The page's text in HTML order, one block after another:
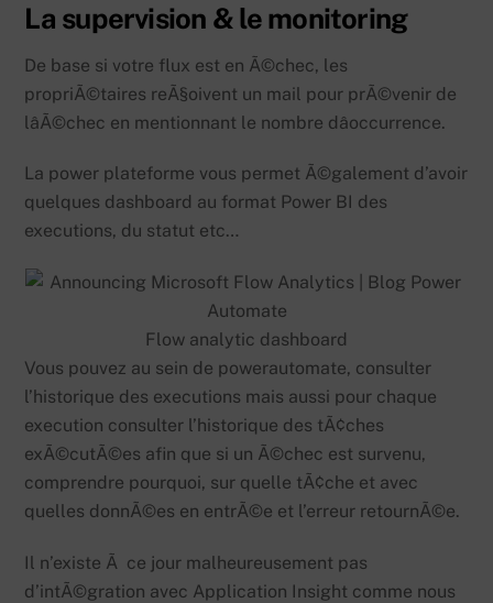
La supervision & le monitoring
De base si votre flux est en Ã©chec, les
propriÃ©taires reÃ§oivent un mail pour prÃ©venir de
lâÃ©chec en mentionnant le nombre dâoccurrence.
La power plateforme vous permet Ã©galement d’avoir
quelques dashboard au format Power BI des
executions, du statut etc…
Flow analytic dashboard
Vous pouvez au sein de powerautomate, consulter
l’historique des executions mais aussi pour chaque
execution consulter l’historique des tÃ¢ches
exÃ©cutÃ©es afin que si un Ã©chec est survenu,
comprendre pourquoi, sur quelle tÃ¢che et avec
quelles donnÃ©es en entrÃ©e et l’erreur retournÃ©e.
Il n’existe Ã ce jour malheureusement pas
d’intÃ©gration avec Application Insight comme nous